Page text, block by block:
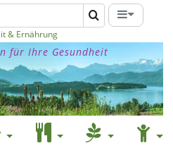
& Ernährung
für Ihre Gesundheit